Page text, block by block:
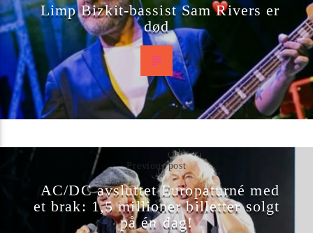
Limp Bizkit-bassist Sam Rivers er
død
Previous post
AC/DC avsluttet Europaturné med
et brak: 1,5 millioner billetter solgt
på én dag!